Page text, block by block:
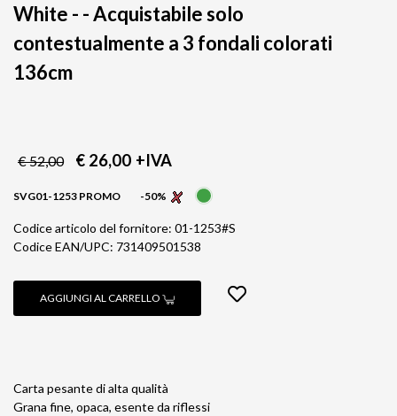
White - - Acquistabile solo
contestualmente a 3 fondali colorati
136cm
€ 52,00 € 26,00 +IVA
SVG01-1253 PROMO -50%
Codice articolo del fornitore: 01-1253#S
Codice EAN/UPC: 731409501538
AGGIUNGI AL CARRELLO
Carta pesante di alta qualità
Grana fine, opaca, esente da riflessi